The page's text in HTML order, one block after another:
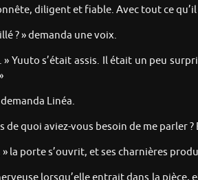
diligent et fiable. Avec tout ce
? » demanda une voix.
» Yuuto s’était assis. Il était un peu
Linéa.
de quoi aviez-vous besoin de me parler
» la porte s’ouvrit, et ses charnières
lorsqu’elle entrait dans la